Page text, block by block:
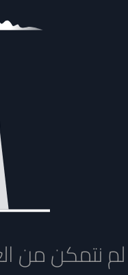
لم نتمكن من